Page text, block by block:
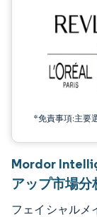
*免責事項:主要
Mordor
アップ市場分
フェイシャルメ